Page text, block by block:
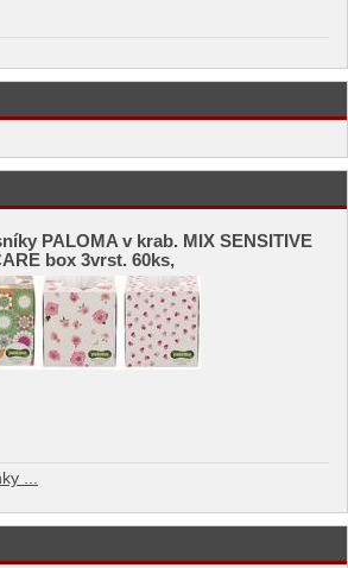
PALOMA v krab. MIX SENSITIVE
box 3vrst. 60ks,
...